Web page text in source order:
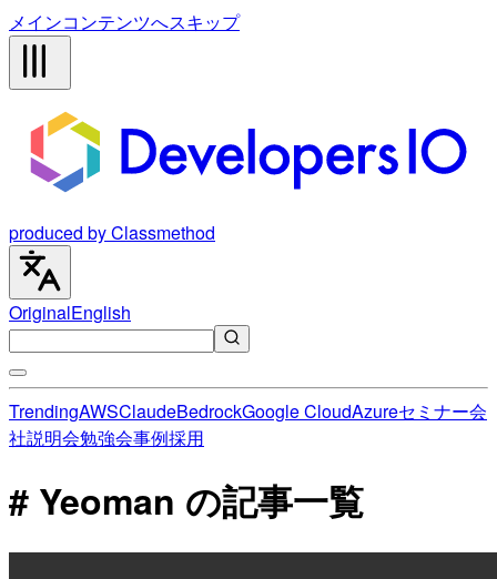
メインコンテンツへスキップ
produced by Classmethod
OriginalEnglish
TrendingAWSClaudeBedrockGoogle CloudAzureセミナー会
社説明会勉強会事例採用
# Yeoman の記事一覧